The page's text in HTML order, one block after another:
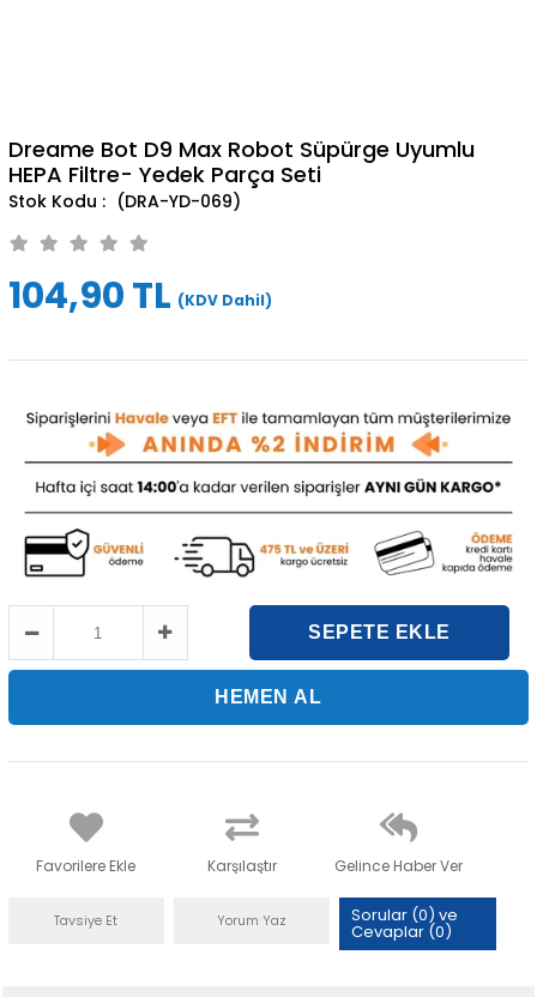
Dreame Bot D9 Max Robot Süpürge Uyumlu
HEPA Filtre- Yedek Parça Seti
(DRA-YD-069)
104,90 TL (KDV Dahil)
Favorilere Ekle Karşılaştır Gelince Haber Ver
Tavsiye Et Yorum Yaz Sorular (0) ve
Cevaplar (0)